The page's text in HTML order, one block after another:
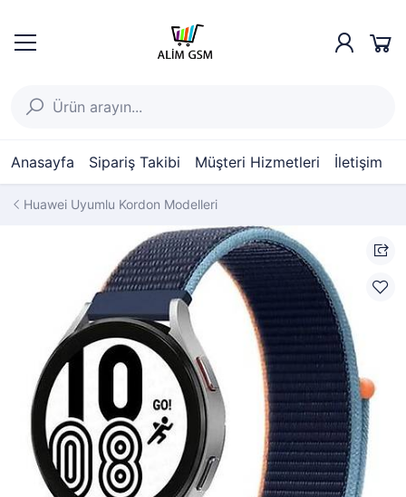
Anasayfa Sipariş Takibi Müşteri Hizmetleri İletişim
Huawei Uyumlu Kordon Modelleri